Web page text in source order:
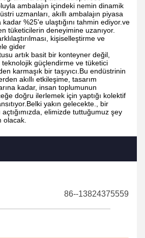
ambalajın içindeki nemin dinamik
uzmanları, akıllı ambalajın piyasa
kadar %25'e ulaştığını tahmin ediyor.ve
tüketicilerin deneyimine uzanıyor.
kişiselleştirme ve
gider
artık basit bir konteyner değil,
güçlendirme ve tüketici
karmaşık bir taşıyıcı.Bu endüstrinin
akıllı etkileşime, tasarım
kadar, insan toplumunun
doğru ilerlemek için yaptığı kolektif
yakın gelecekte., bir
elimizde tuttuğumuz şey
olacak.
86--13824375559